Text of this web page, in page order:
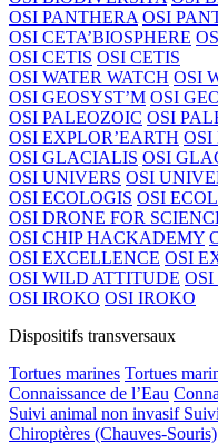
OSI PANTHERA OSI
OSI CETA’BIOSPHERE
OSI CETIS OSI CETIS
OSI WATER WATCH OSI
OSI GEOSYST’M OSI
OSI PALEOZOIC OSI
OSI EXPLOR’EARTH OSI
OSI GLACIALIS OSI
OSI UNIVERS OSI
OSI ECOLOGIS OSI
OSI DRONE FOR
OSI CHIP HACKADEMY
OSI EXCELLENCE OSI
OSI WILD ATTITUDE
OSI IROKO OSI IROKO
Dispositifs transversaux
Tortues marines Tortues
Connaissance de l’Eau
Suivi animal non invasif
Chiroptères (Chauves-Souris)